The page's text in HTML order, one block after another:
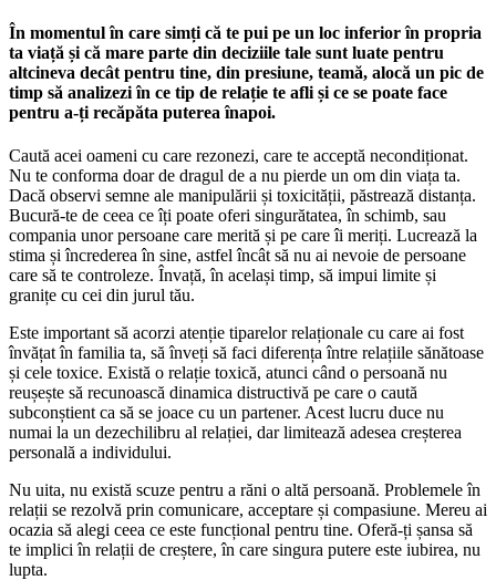
În momentul în care simți că te pui pe un loc inferior în propria
ta viață și că mare parte din deciziile tale sunt luate pentru
altcineva decât pentru tine, din presiune, teamă, alocă un pic de
timp să analizezi în ce tip de relație te afli și ce se poate face
pentru a-ți recăpăta puterea înapoi.
Caută acei oameni cu care rezonezi, care te acceptă necondiționat.
Nu te conforma doar de dragul de a nu pierde un om din viața ta.
Dacă observi semne ale manipulării și toxicității, păstrează distanța.
Bucură-te de ceea ce îți poate oferi singurătatea, în schimb, sau
compania unor persoane care merită și pe care îi meriți. Lucrează la
stima și încrederea în sine, astfel încât să nu ai nevoie de persoane
care să te controleze. Învață, în același timp, să impui limite și
granițe cu cei din jurul tău.
Este important să acorzi atenție tiparelor relaționale cu care ai fost
învățat în familia ta, să înveți să faci diferența între relațiile sănătoase
și cele toxice. Există o relație toxică, atunci când o persoană nu
reușește să recunoască dinamica distructivă pe care o caută
subconștient ca să se joace cu un partener. Acest lucru duce nu
numai la un dezechilibru al relației, dar limitează adesea creșterea
personală a individului.
Nu uita, nu există scuze pentru a răni o altă persoană. Problemele în
relații se rezolvă prin comunicare, acceptare și compasiune. Mereu ai
ocazia să alegi ceea ce este funcțional pentru tine. Oferă-ți șansa să
te implici în relații de creștere, în care singura putere este iubirea, nu
lupta.